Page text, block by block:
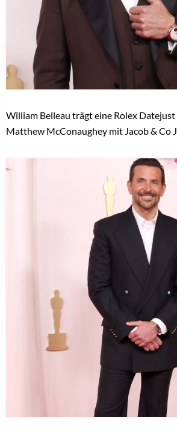
William Belleau trägt eine Rolex Datejust
Matthew McConaughey mit Jacob & Co